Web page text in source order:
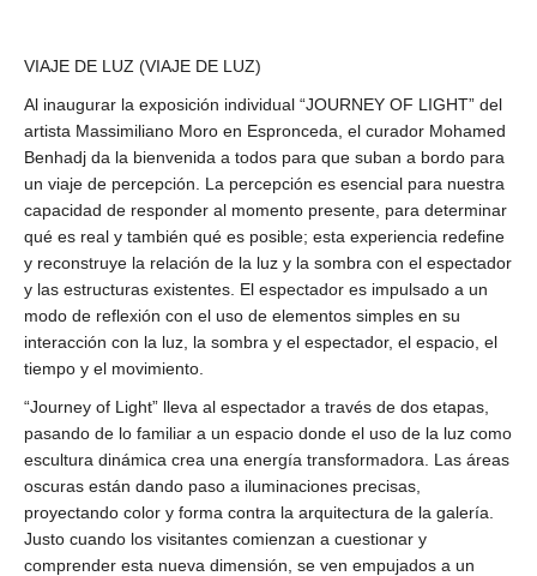
VIAJE DE LUZ (VIAJE DE LUZ)
Al inaugurar la exposición individual “JOURNEY OF LIGHT” del
artista Massimiliano Moro en Espronceda, el curador Mohamed
Benhadj da la bienvenida a todos para que suban a bordo para
un viaje de percepción. La percepción es esencial para nuestra
capacidad de responder al momento presente, para determinar
qué es real y también qué es posible; esta experiencia redefine
y reconstruye la relación de la luz y la sombra con el espectador
y las estructuras existentes. El espectador es impulsado a un
modo de reflexión con el uso de elementos simples en su
interacción con la luz, la sombra y el espectador, el espacio, el
tiempo y el movimiento.
“Journey of Light” lleva al espectador a través de dos etapas,
pasando de lo familiar a un espacio donde el uso de la luz como
escultura dinámica crea una energía transformadora. Las áreas
oscuras están dando paso a iluminaciones precisas,
proyectando color y forma contra la arquitectura de la galería.
Justo cuando los visitantes comienzan a cuestionar y
comprender esta nueva dimensión, se ven empujados a un